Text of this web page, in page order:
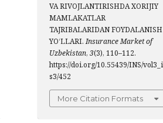
VA RIVOJLANTIRISHDA XORIJIY
MAMLAKATLAR
TAJRIBALARIDAN FOYDALANISH
YO‘LLARI.Insurance Market of
Uzbekistan, 3(3), 110–112.
https://doi.org/10.55439/INS/
s3/452
More Citation Formats